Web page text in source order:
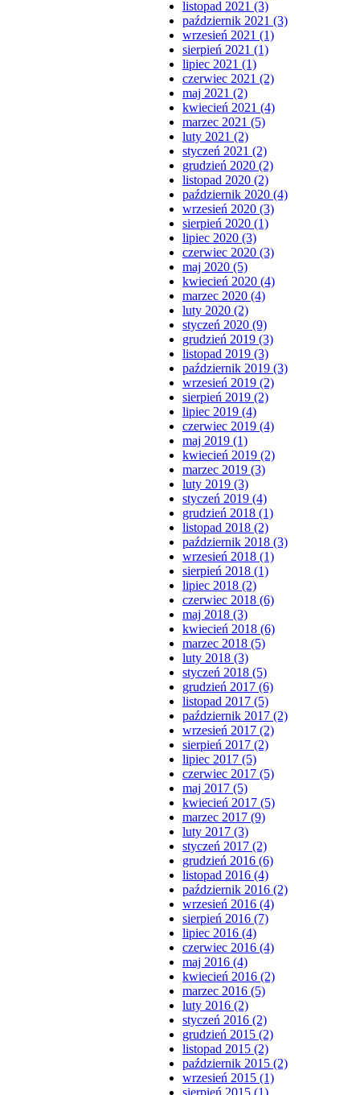
listopad 2021 (3)
październik 2021 (3)
wrzesień 2021 (1)
sierpień 2021 (1)
lipiec 2021 (1)
czerwiec 2021 (2)
maj 2021 (2)
kwiecień 2021 (4)
marzec 2021 (5)
luty 2021 (2)
styczeń 2021 (2)
grudzień 2020 (2)
listopad 2020 (2)
październik 2020 (4)
wrzesień 2020 (3)
sierpień 2020 (1)
lipiec 2020 (3)
czerwiec 2020 (3)
maj 2020 (5)
kwiecień 2020 (4)
marzec 2020 (4)
luty 2020 (2)
styczeń 2020 (9)
grudzień 2019 (3)
listopad 2019 (3)
październik 2019 (3)
wrzesień 2019 (2)
sierpień 2019 (2)
lipiec 2019 (4)
czerwiec 2019 (4)
maj 2019 (1)
kwiecień 2019 (2)
marzec 2019 (3)
luty 2019 (3)
styczeń 2019 (4)
grudzień 2018 (1)
listopad 2018 (2)
październik 2018 (3)
wrzesień 2018 (1)
sierpień 2018 (1)
lipiec 2018 (2)
czerwiec 2018 (6)
maj 2018 (3)
kwiecień 2018 (6)
marzec 2018 (5)
luty 2018 (3)
styczeń 2018 (5)
grudzień 2017 (6)
listopad 2017 (5)
październik 2017 (2)
wrzesień 2017 (2)
sierpień 2017 (2)
lipiec 2017 (5)
czerwiec 2017 (5)
maj 2017 (5)
kwiecień 2017 (5)
marzec 2017 (9)
luty 2017 (3)
styczeń 2017 (2)
grudzień 2016 (6)
listopad 2016 (4)
październik 2016 (2)
wrzesień 2016 (4)
sierpień 2016 (7)
lipiec 2016 (4)
czerwiec 2016 (4)
maj 2016 (4)
kwiecień 2016 (2)
marzec 2016 (5)
luty 2016 (2)
styczeń 2016 (2)
grudzień 2015 (2)
listopad 2015 (2)
październik 2015 (2)
wrzesień 2015 (1)